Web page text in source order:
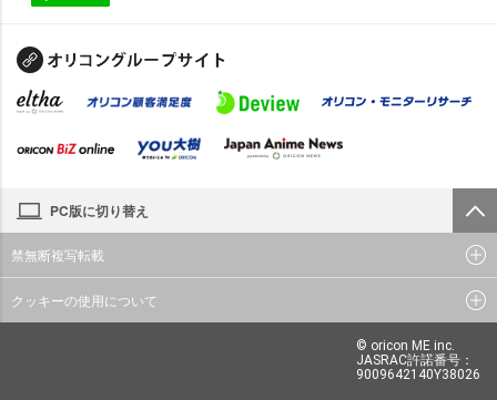
PC版に切り替え
禁無断複写転載
クッキーの使用について
© oricon ME inc.
JASRAC許諾番号：
9009642140Y38026